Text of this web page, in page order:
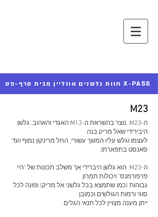
חנות גלשנים אונליין מבית סרף-פס X-PASS
M23
ה-M23 נוצר בהשראת ה-M13 האגדי והאהוב, גלשן
היבירידי שאל מריק בנה
לעצמו וגלש עליו המשך עשורי, החל מרינקון נמוף ועד
סאנסט בתפארתו.
ה-M23 הוא גלשן היברידי אך משלב תכונות של "היי
פרפורמנס" ויכולות תמרון
גבוהות (כמו שתמצא בכל גלשני אל מריק) ופונה לכל
סוגי ורמות הגולשים וכמובן
ייתן מענה מצויין לכל תנאי הגלים.